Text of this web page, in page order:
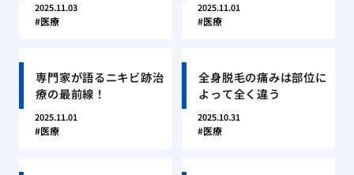
2025.11.03
医療
2025.11.01
医療
専門家が語るニキビ跡治
療の最前線！
2025.11.01
医療
全身脱毛の痛みは部位に
よって全く違う
2025.10.31
医療